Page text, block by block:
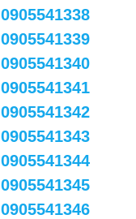
0905541338
0905541339
0905541340
0905541341
0905541342
0905541343
0905541344
0905541345
0905541346